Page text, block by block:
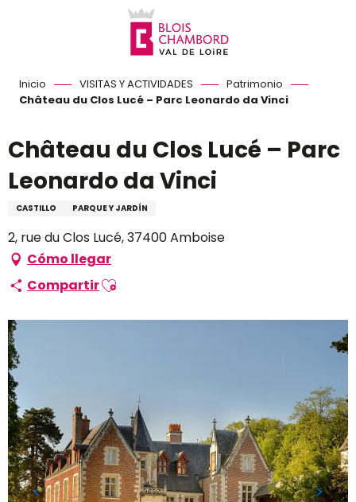
Inicio VISITAS Y ACTIVIDADES
Patrimonio
Château du Clos Lucé – Parc Leonardo da Vinci
Château du Clos Lucé – Parc
Leonardo da Vinci
CASTILLO PARQUE Y JARDÍN
2, rue du Clos Lucé, 37400 Amboise
Cómo llegar
CompartirAjouter aux favoris